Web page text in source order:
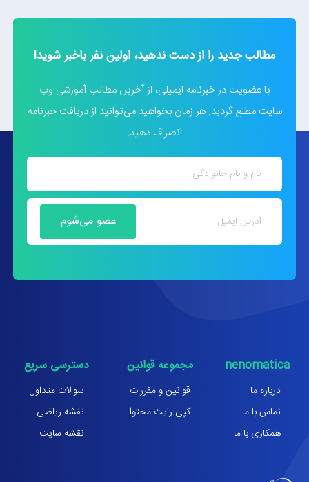
مطالب جدید را از دست ندهید، اولین نفر باخبر شوید!
با عضویت در خبرنامه ایمیلی، از آخرین مطالب آموزشی وب
سایت مطلع گردید. هر زمان بخواهید می‌توانید از دریافت خبرنامه
انصراف دهید.
nenomatica
درباره ما
تماس با ما
همکاری با ما
مجموعه قوانین
قوانین و مقررات
کپی رایت محتوا
دسترسی سریع
سوالات متداول
نقشه ریاضی
نقشه سایت